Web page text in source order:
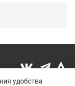
удобства